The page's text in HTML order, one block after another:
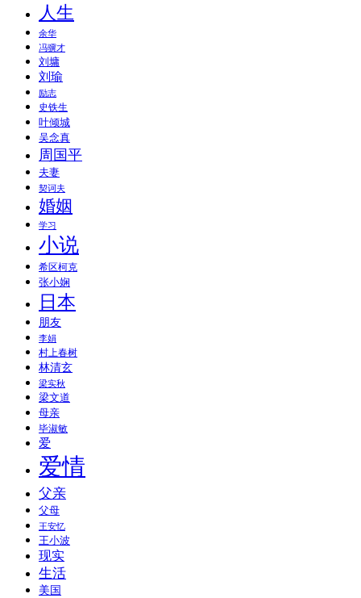
人生
余华
冯骥才
刘墉
刘瑜
励志
史铁生
叶倾城
吴念真
周国平
夫妻
契诃夫
婚姻
学习
小说
希区柯克
张小娴
日本
朋友
李娟
村上春树
林清玄
梁实秋
梁文道
母亲
毕淑敏
爱
爱情
父亲
父母
王安忆
王小波
现实
生活
美国